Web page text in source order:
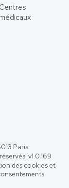
Paris
v1.0.169
des cookies et